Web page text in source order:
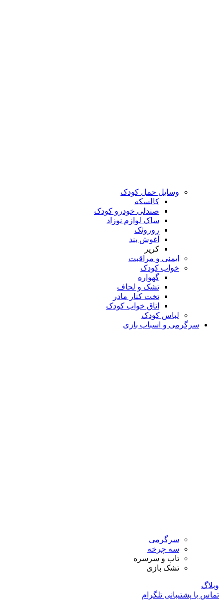
وسایل حمل کودک
کالسکه
صندلی خودرو کودک
ساک لوازم نوزاد
روروئک
آغوش بند
کریر
ایمنی و مراقبت
خواب کودک
گهواره
تشک و لحاف
تخت کنار مادر
اتاق خواب کودک
لباس کودک
سرگرمی و اسباب بازی
سرگرمی
سه چرخه
تاب و سرسره
تشک بازی
وبلاگ
تماس با پشتیبانی تلگرام